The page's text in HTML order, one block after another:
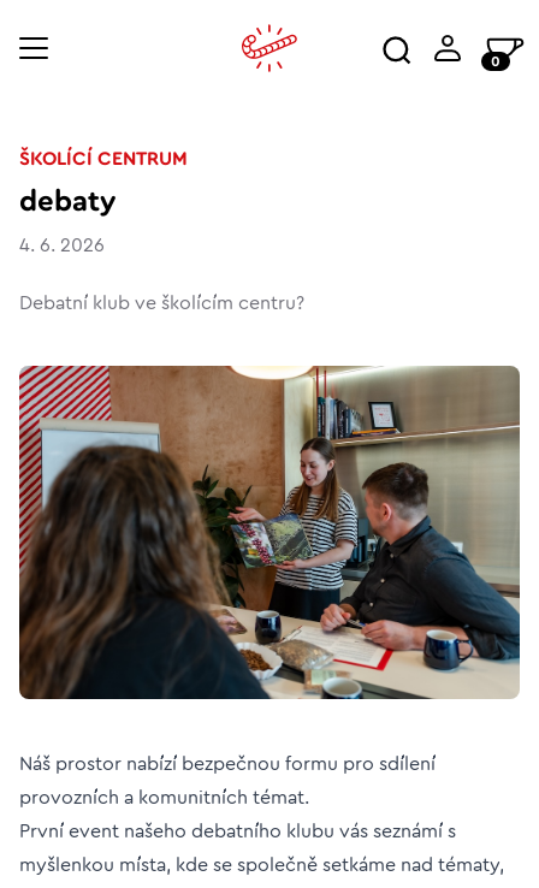
0
ŠKOLÍCÍ CENTRUM
debaty
4. 6. 2026
Debatní klub ve školícím centru?
Náš prostor nabízí bezpečnou formu pro sdílení
provozních a komunitních témat.
První event našeho debatního klubu vás seznámí s
myšlenkou místa, kde se společně setkáme nad tématy,